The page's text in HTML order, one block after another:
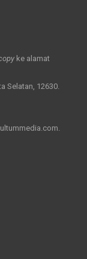
ke alamat
Selatan, 12630.
.